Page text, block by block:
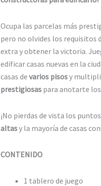
Ocupa las parcelas más
pero no olvides los requisitos
extra y obtener la victoria.
edificar casas nuevas en la
casas de varios pisosy
prestigiosas para anotarte
¡No pierdas de vista los
altasy la mayoría de casas
CONTENIDO
1 tablero de juego